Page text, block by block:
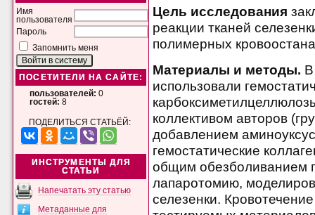
Имя
пользователя
Пароль
Запомнить меня
ПОСЕТИТЕЛИ НА САЙТЕ:
пользователей: 0
гостей: 8
ПОДЕЛИТЬСЯ СТАТЬЁЙ:
ИНСТРУМЕНТЫ ДЛЯ
СТАТЬИ
Напечатать эту статью
Метаданные для
Цель исследования
реакции тканей
полимерных
Материалы и методы.
использовали
коллективом авторов
добавлением
гемостатические
общим обезболиванием
лапаротомию,
селезенки.